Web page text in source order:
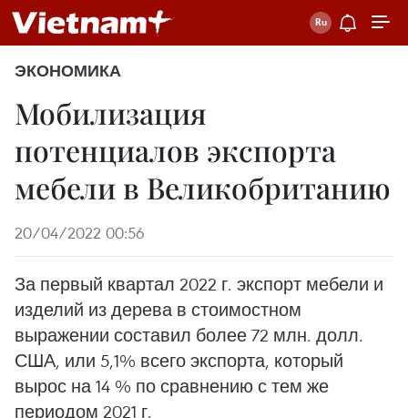
ЭКОНОМИКА
Мобилизация
потенциалов экспорта
мебели в Великобританию
20/04/2022 00:56
За первый квартал 2022 г. экспорт мебели и
изделий из дерева в стоимостном
выражении составил более 72 млн. долл.
США, или 5,1% всего экспорта, который
вырос на 14 % по сравнению с тем же
периодом 2021 г.